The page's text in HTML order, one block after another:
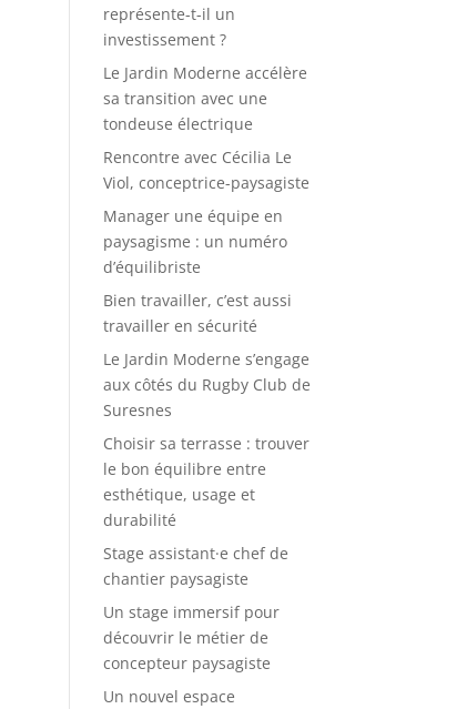
représente-t-il un
investissement ?
Le Jardin Moderne accélère
sa transition avec une
tondeuse électrique
Rencontre avec Cécilia Le
Viol, conceptrice-paysagiste
Manager une équipe en
paysagisme : un numéro
d’équilibriste
Bien travailler, c’est aussi
travailler en sécurité
Le Jardin Moderne s’engage
aux côtés du Rugby Club de
Suresnes
Choisir sa terrasse : trouver
le bon équilibre entre
esthétique, usage et
durabilité
Stage assistant·e chef de
chantier paysagiste
Un stage immersif pour
découvrir le métier de
concepteur paysagiste
Un nouvel espace